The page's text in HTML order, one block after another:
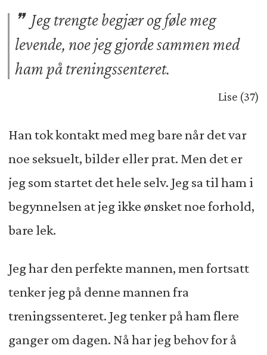
Jeg trengte begjær og føle meg
levende, noe jeg gjorde sammen med
ham på treningssenteret.
Lise (37)
Han tok kontakt med meg bare når det var
noe seksuelt, bilder eller prat. Men det er
jeg som startet det hele selv. Jeg sa til ham i
begynnelsen at jeg ikke ønsket noe forhold,
bare lek.
Jeg har den perfekte mannen, men fortsatt
tenker jeg på denne mannen fra
treningssenteret. Jeg tenker på ham flere
ganger om dagen. Nå har jeg behov for å